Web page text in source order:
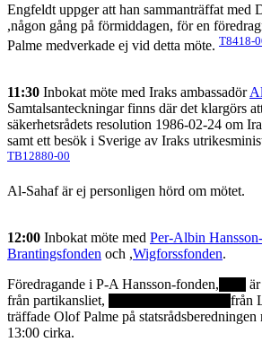
Engfeldt uppger att han sammanträffat med
,någon gång på förmiddagen, för en
Palme medverkade ej vid detta möte. T8418-
11:30 Inbokat möte med Iraks ambassadör
Samtalsanteckningar finns där det klargörs
säkerhetsrådets resolution 1986-02-24 om
samt ett besök i Sverige av Iraks
TB12880-00
Al-Sahaf är ej personligen hörd om mötet.
12:00 Inbokat möte med Per-Albin
Brantingsfonden och ,Wigforssfonden.
Föredragande i P-A Hansson-fonden,
från partikansliet,
från
träffade Olof Palme på
13:00 cirka.